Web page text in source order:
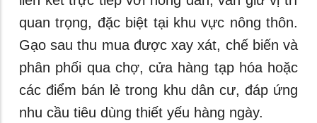
quan trọng, đặc biệt tại khu vực nông thôn.
Gạo sau thu mua được xay xát, chế biến và
phân phối qua chợ, cửa hàng tạp hóa hoặc
các điểm bán lẻ trong khu dân cư, đáp ứng
nhu cầu tiêu dùng thiết yếu hàng ngày.